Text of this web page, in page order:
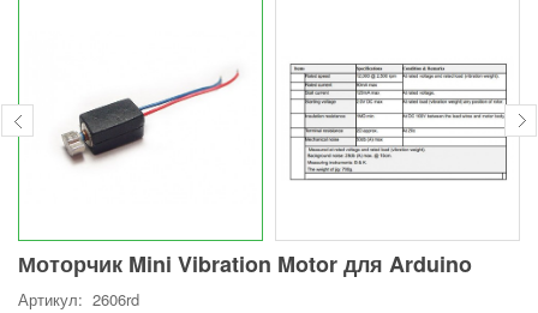
Моторчик Mini Vibration Motor для Arduino
Артикул: 2606rd